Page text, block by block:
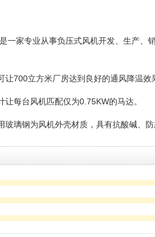
一家专业从事负压式风机开发、生产
让700立方米厂房达到良好的通风降温效
让每台风机匹配仅为0.75KW的马达。
璃钢为风机外壳材质，具有抗酸碱、防